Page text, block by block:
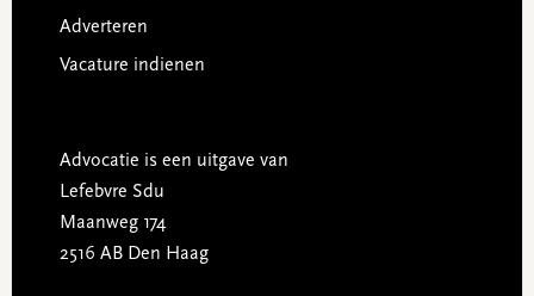
Adverteren
Vacature indienen
Advocatie is een uitgave van
Lefebvre Sdu
Maanweg 174
2516 AB Den Haag